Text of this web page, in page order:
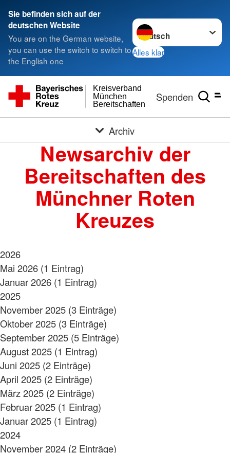
Sie befinden sich auf der
deutschen Website
You are on the German website,
you can use the switch to switch to
the English one
Sprache wechseln zu
Alles klar
Bereitschaften
München
Kreisverband
Spenden
Archiv
Newsarchiv der
Bereitschaften des
Münchner Roten
Kreuzes
2026
Mai 2026 (1 Eintrag)
Januar 2026 (1 Eintrag)
2025
November 2025 (3 Einträge)
Oktober 2025 (3 Einträge)
September 2025 (5 Einträge)
August 2025 (1 Eintrag)
Juni 2025 (2 Einträge)
April 2025 (2 Einträge)
März 2025 (2 Einträge)
Februar 2025 (1 Eintrag)
Januar 2025 (1 Eintrag)
2024
November 2024 (2 Einträge)